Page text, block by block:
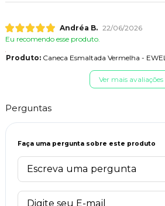
Andréa B. 22/06/2026
Eu recomendo esse produto.
Produto:Caneca Esmaltada Vermelha - EWEL
Ver mais avaliações
Perguntas
Faça uma pergunta sobre este produto